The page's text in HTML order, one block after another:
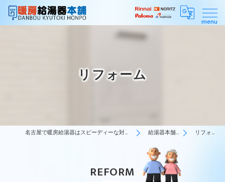
リフォーム
名古屋で暖房給湯器はスピーディーな対応の暖房給湯器本舗 給湯器本舗の特徴 リフォーム
REFORM